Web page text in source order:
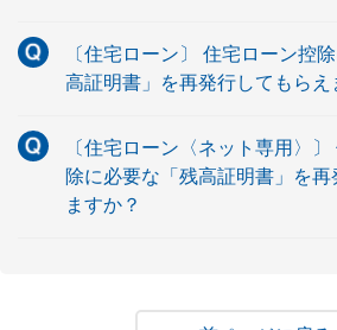
〔住宅ローン〕 住宅ローン控
高証明書」を再発行してもらえ
〔住宅ローン〈ネット専用〉
除に必要な「残高証明書」を再
ますか？